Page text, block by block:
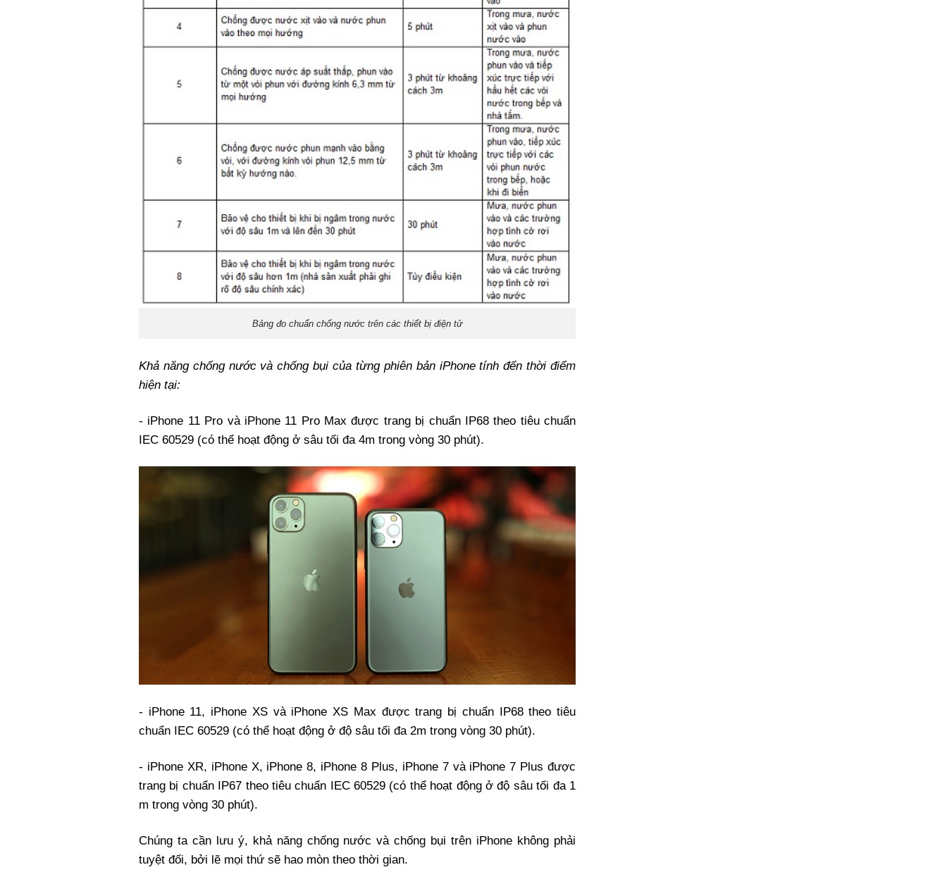
Bảng đo chuẩn chống nước trên các thiết bị điện tử
Khả năng chống nước và chống bụi của từng phiên bản iPhone tính đến thời điểm
hiện tại:
- iPhone 11 Pro và iPhone 11 Pro Max được trang bị chuẩn IP68 theo tiêu chuẩn
IEC 60529 (có thể hoạt động ở sâu tối đa 4m trong vòng 30 phút).
- iPhone 11, iPhone XS và iPhone XS Max được trang bị chuẩn IP68 theo tiêu
chuẩn IEC 60529 (có thể hoạt động ở độ sâu tối đa 2m trong vòng 30 phút).
- iPhone XR, iPhone X, iPhone 8, iPhone 8 Plus, iPhone 7 và iPhone 7 Plus được
trang bị chuẩn IP67 theo tiêu chuẩn IEC 60529 (có thể hoạt động ở độ sâu tối đa 1
m trong vòng 30 phút).
Chúng ta cần lưu ý, khả năng chống nước và chống bụi trên iPhone không phải
tuyệt đối, bởi lẽ mọi thứ sẽ hao mòn theo thời gian.